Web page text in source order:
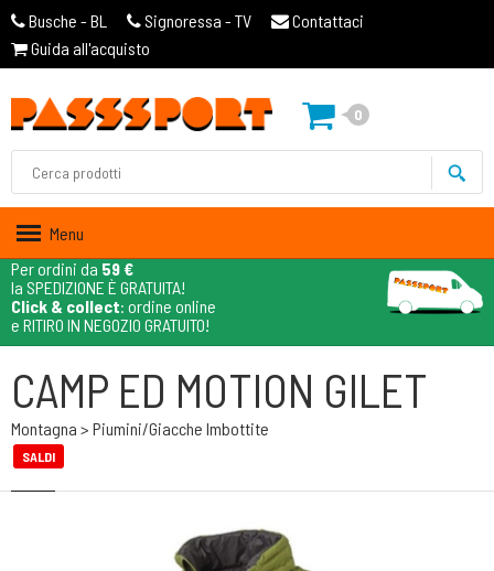
Busche - BL Signoressa - TV
Contattaci
Guida all'acquisto
0
Menu
Per ordini da 59 €
la SPEDIZIONE È GRATUITA!
Click & collect: ordine online
e RITIRO IN NEGOZIO GRATUITO!
CAMP ED MOTION GILET
Montagna > Piumini/giacche Imbottite
SALDI